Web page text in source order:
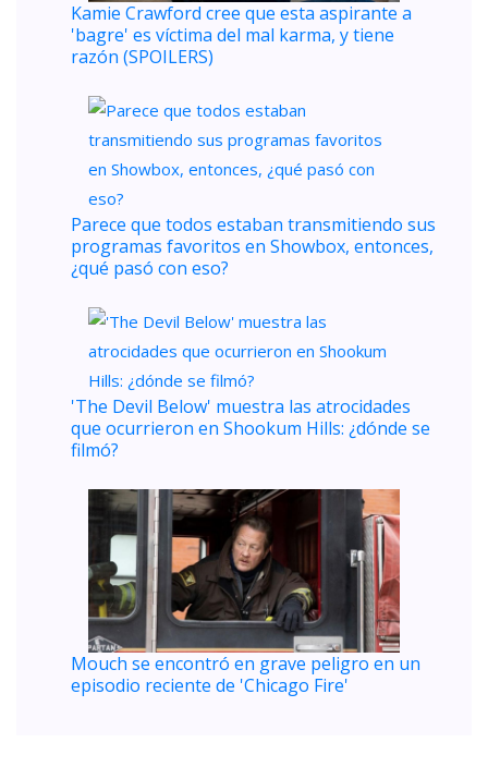
Kamie Crawford cree que esta aspirante a
'bagre' es víctima del mal karma, y ​​tiene
razón (SPOILERS)
Parece que todos estaban transmitiendo sus
programas favoritos en Showbox, entonces,
¿qué pasó con eso?
'The Devil Below' muestra las atrocidades
que ocurrieron en Shookum Hills: ¿dónde se
filmó?
Mouch se encontró en grave peligro en un
episodio reciente de 'Chicago Fire'